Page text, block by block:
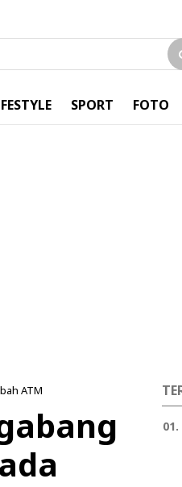
SPORT FOTO
ATM